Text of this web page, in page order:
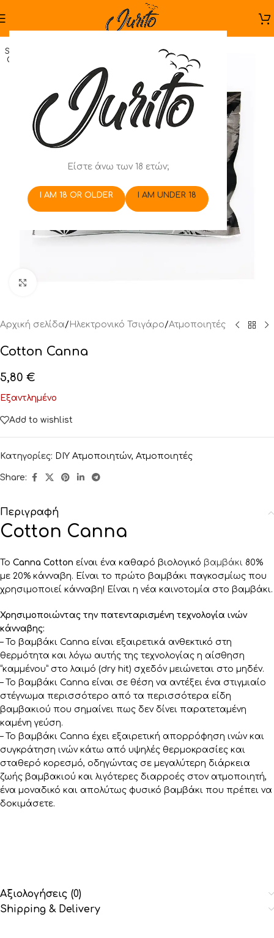
Είστε άνω των 18 ετών;
I AM 18 OR OLDER I AM UNDER 18
SOLD
OUT
Αρχική σελίδα/ Ηλεκτρονικό Τσιγάρο/Ατμοποιητές
Cotton Canna
5,80 €
Εξαντλημένο
Add to wishlist
Κατηγορίες: DIY Ατμοποιητών, Ατμοποιητές
Share:
Περιγραφή
Cotton Canna
Το Canna Cotton είναι ένα καθαρό βιολογικό βαμβάκι 80%
με 20% κάνναβη. Είναι το πρώτο βαμβάκι παγκοσμίως που
χρησιμοποιεί κάνναβη! Είναι η νέα καινοτομία στο βαμβάκι.
Χρησιμοποιώντας την πατενταρισμένη τεχνολογία ινών
κάνναβης:
– Το βαμβάκι Canna είναι εξαιρετικά ανθεκτικό στη
θερμότητα και λόγω αυτής της τεχνολογίας η αίσθηση
“καμμένου” στο λαιμό (dry hit) σχεδόν μειώνεται στο μηδέν.
– Το βαμβάκι Canna είναι σε θέση να αντέξει ένα στιγμιαίο
στέγνωμα περισσότερο από τα περισσότερα είδη
βαμβακιού που σημαίνει πως δεν δίνει παρατεταμένη
καμένη γεύση.
– Το βαμβάκι Canna έχει εξαιρετική απορρόφηση ινών και
συγκράτηση ινών κάτω από υψηλές θερμοκρασίες και
σταθερό κορεσμό, οδηγώντας σε μεγαλύτερη διάρκεια
ζωής βαμβακιού και λιγότερες διαρροές στον ατμοποιητή,
ένα μοναδικό και απολύτως φυσικό βαμβάκι που πρέπει να
δοκιμάσετε.
Αξιολογήσεις (0)
Shipping & Delivery